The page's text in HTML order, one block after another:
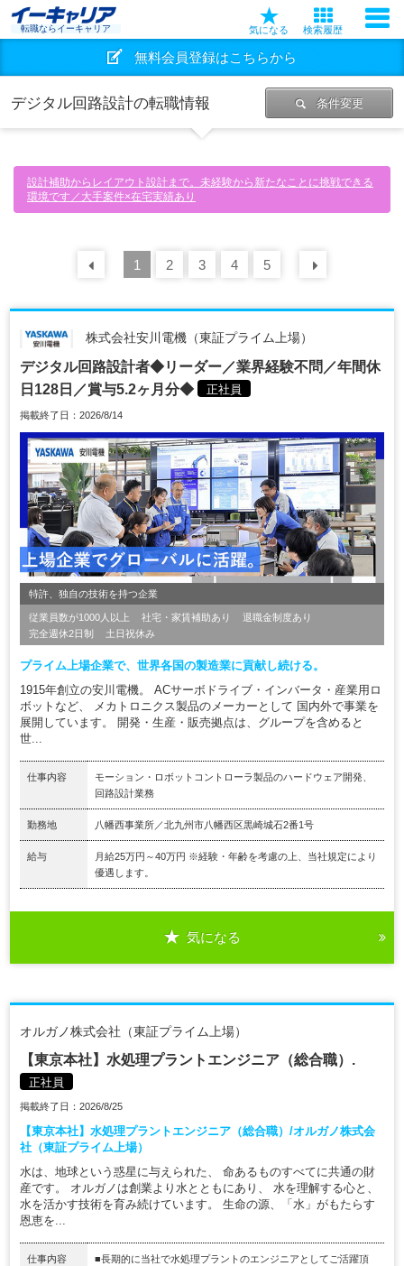
転職ならイーキャリア 気になる 検索履歴
無料会員登録はこちらから
デジタル回路設計の転職情報 条件変更
設計補助からレイアウト設計まで。未経験から新たなことに挑戦できる
環境です／大手案件×在宅実績あり
前の 30
1 2 3 4 5
株式会社安川電機（東証プライム上場）
デジタル回路設計者◆リーダー／業界経験不問／年間休
日128日／賞与5.2ヶ月分◆
正社員
掲載終了日：2026/8/14
特許、独自の技術を持つ企業
従業員数が1000人以上 社宅・家賃補助あり
退職金制度あり
完全週休2日制
土日祝休み
プライム上場企業で、世界各国の製造業に貢献し続ける。
1915年創立の安川電機。 ACサーボドライブ・インバータ・産業用ロ
ボットなど、 メカトロニクス製品のメーカーとして 国内外で事業を
展開しています。 開発・生産・販売拠点は、グループを含めると
世...
仕事内容
モーション・ロボットコントローラ製品のハードウェア開発、
回路設計業務
勤務地 八幡西事業所／北九州市八幡西区黒崎城石2番1号
給与
月給25万円～40万円 ※経験・年齢を考慮の上、当社規定により
優遇します。
気になる
オルガノ株式会社（東証プライム上場）
【東京本社】水処理プラントエンジニア（総合職）.
正社員
掲載終了日：2026/8/25
【東京本社】水処理プラントエンジニア（総合職）/オルガノ株式会
社（東証プライム上場）
水は、地球という惑星に与えられた、 命あるものすべてに共通の財
産です。 オルガノは創業より水とともにあり、 水を理解する心と、
水を活かす技術を育み続けています。 生命の源、「水」がもたらす
恩恵を...
仕事内容
■長期的に当社で水処理プラントのエンジニアとしてご活躍頂